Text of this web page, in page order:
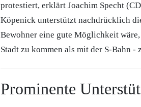
protestiert, erklärt Joachim Specht
Köpenick unterstützt nachdrücklich
Bewohner eine gute Möglichkeit
Stadt zu kommen als mit der S-Bahn -
Prominente